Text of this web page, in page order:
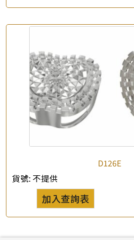
查詢以下產品
D126E
貨號: 不提供
加入查詢表